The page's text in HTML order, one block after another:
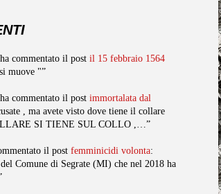
ha commentato il post il 15 febbraio 1564
muove "”
ha commentato il post immortalata dal
, ma avete visto dove tiene il collare
SI TIENE SUL COLLO ,…”
il post femminicidi volonta:
Comune di Segrate (MI) che nel 2018 ha